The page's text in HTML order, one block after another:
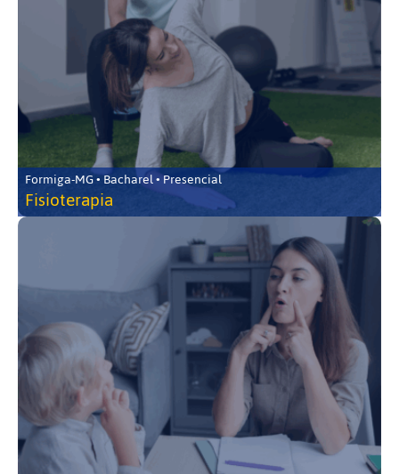
Formiga-MG • Bacharel • Presencial
Fisioterapia